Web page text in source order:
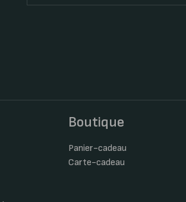
Boutique
Panier-cadeau
Carte-cadeau